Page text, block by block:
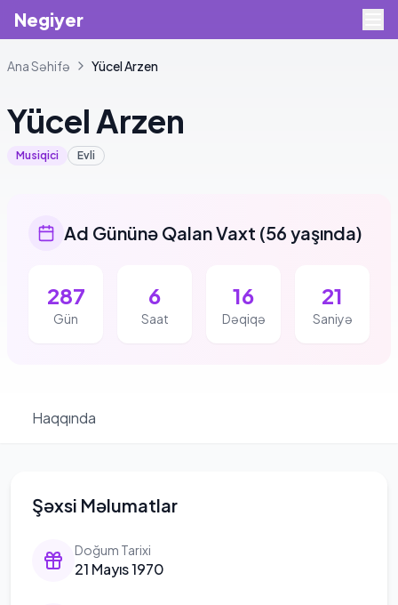
Negiyer
Ana Səhifə YücelArzen
YücelArzen
Musiqici Evli
Ad Gününə Qalan Vaxt (56 yaşında)
287
Gün
6
Saat
16
Dəqiqə
20
Saniyə
Haqqında
Şəxsi Məlumatlar
Doğum Tarixi
21 Mayıs 1970